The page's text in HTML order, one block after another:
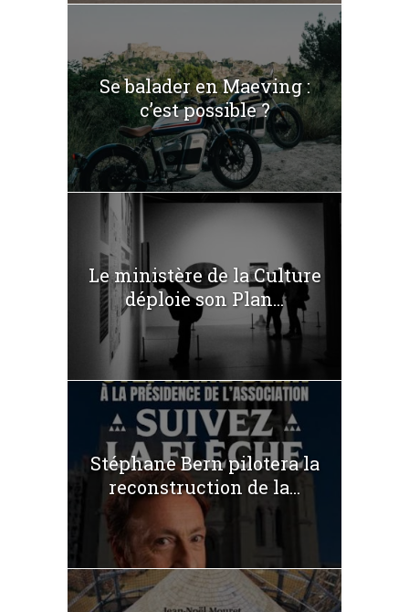
Se balader en Maeving :
c’est possible ?
Le ministère de la Culture
déploie son Plan...
Stéphane Bern pilotera la
reconstruction de la...